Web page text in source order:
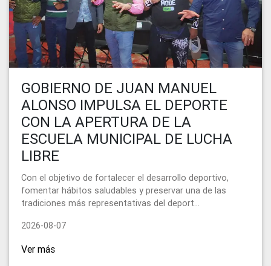
GOBIERNO DE JUAN MANUEL
ALONSO IMPULSA EL DEPORTE
CON LA APERTURA DE LA
ESCUELA MUNICIPAL DE LUCHA
LIBRE
Con el objetivo de fortalecer el desarrollo deportivo,
fomentar hábitos saludables y preservar una de las
tradiciones más representativas del deport...
2026-08-07
Ver más